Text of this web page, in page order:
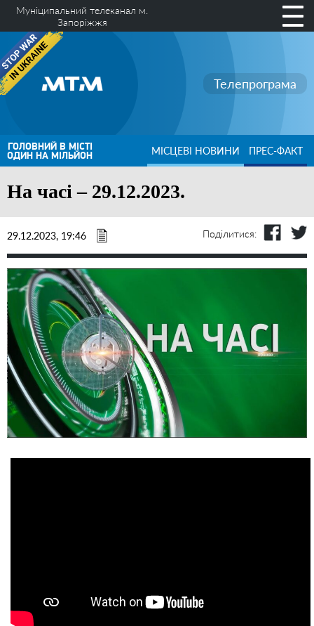
Муніципальний телеканал м.
Запоріжжя
Телепрограма
ГОЛОВНИЙ В МІСТІ
ОДИН НА МІЛЬЙОН МІСЦЕВІ НОВИНИ ПРЕС-ФАКТ
На часі – 29.12.2023.
29.12.2023, 19:46 Поділитися: